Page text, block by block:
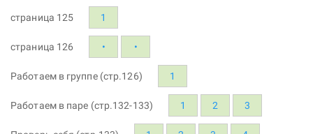
страница 125 1
страница 126 • •
Работаем в группе (стр.126) 1
Работаем в паре (стр.132-133) 1 2 3